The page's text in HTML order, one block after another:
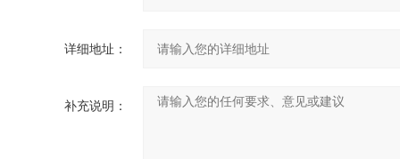
详细地址：
补充说明：